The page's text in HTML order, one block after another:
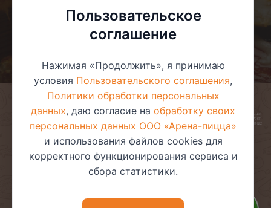
© 2025 ООО «Арена-пицца»
УНП 391272611
Магазин зарегистрирован в торговом реестре 08.05.2017 №381622
Пользовательское
соглашение
Нажимая «Продолжить», я принимаю
условия Пользовательского соглашения,
Политики обработки персональных
данных, даю согласие на обработку своих
персональных данных ООО «Арена-пицца»
и использования файлов cookies для
корректного функционирования сервиса и
сбора статистики.